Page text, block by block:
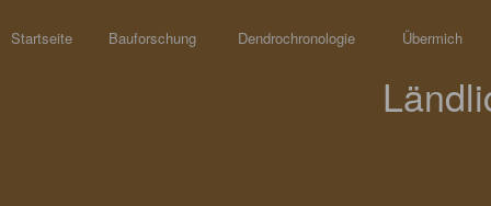
Startseite Bauforschung Dendrochronologie Übermich